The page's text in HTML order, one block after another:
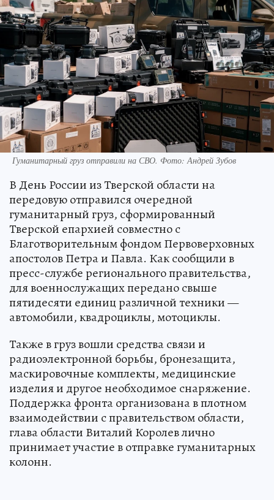
Гуманитарный груз отправили на СВО. Фото: Андрей Зубов
В День России из Тверской области на
передовую отправился очередной
гуманитарный груз, сформированный
Тверской епархией совместно с
Благотворительным фондом Первоверховных
апостолов Петра и Павла. Как сообщили в
пресс-службе регионального правительства,
для военнослужащих передано свыше
пятидесяти единиц различной техники —
автомобили, квадроциклы, мотоциклы.
Также в груз вошли средства связи и
радиоэлектронной борьбы, бронезащита,
маскировочные комплекты, медицинские
изделия и другое необходимое снаряжение.
Поддержка фронта организована в плотном
взаимодействии с правительством области,
глава области Виталий Королев лично
принимает участие в отправке гуманитарных
колонн.